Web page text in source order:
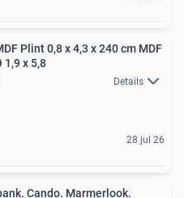
Plint 0,8 x 4,3 x 240 cm MDF
1,9 x 5,8
Details
28 jul 26
Cando. Marmerlook.